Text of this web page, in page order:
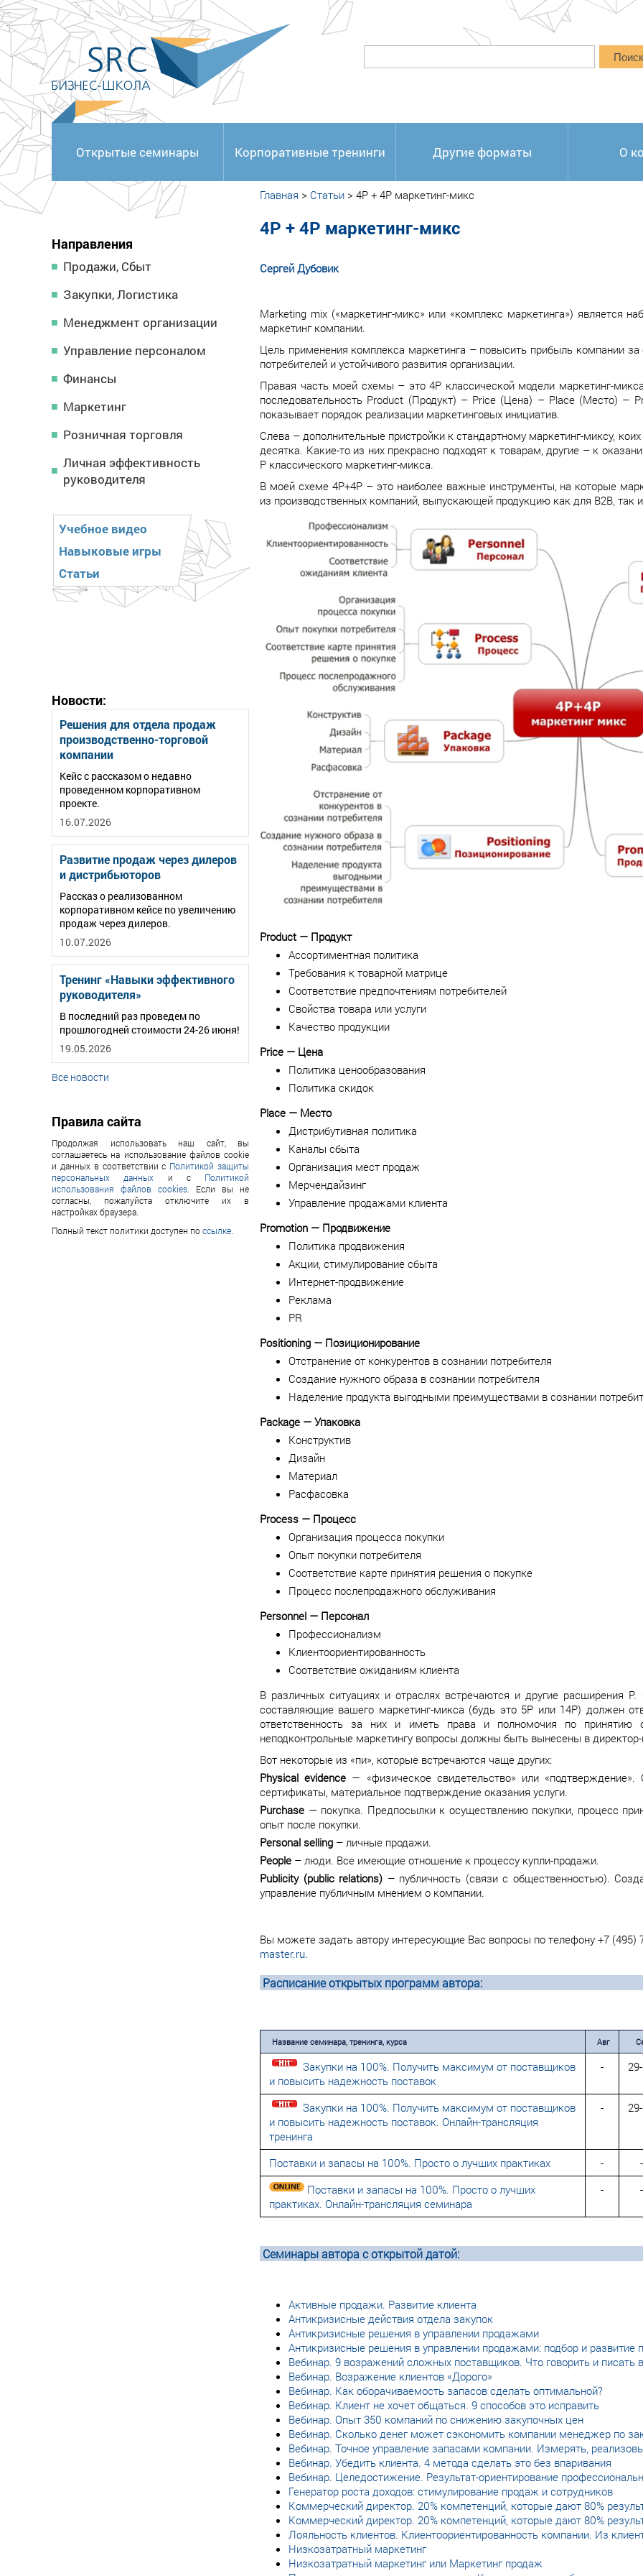
<
Поиск
Открытые семинары Корпоративные тренинги Другие форматы О
Направления
Продажи, Сбыт
Закупки, Логистика
Менеджмент организации
Управление персоналом
Финансы
Маркетинг
Розничная торговля
Личная эффективность
руководителя
Учебное видео
Навыковые игры
Статьи
Новости:
Решения для отдела продаж
производственно-торговой
компании
Кейс с рассказом о недавно
проведенном корпоративном
проекте.
16.07.2026
Развитие продаж через дилеров
и дистрибьюторов
Рассказ о реализованном
корпоративном кейсе по увеличению
продаж через дилеров.
10.07.2026
Тренинг «Навыки эффективного
руководителя»
В последний раз проведем по
прошлогодней стоимости 24-26 июня!
19.05.2026
Все новости
Правила сайта
Продолжая использовать наш сайт, вы
соглашаетесь на использование файлов cookie
и данных в соответствии с Политикой защиты
персональных данных и с Политикой
использования файлов cookies . Если вы не
согласны, пожалуйста отключите их в
настройках браузера.
Полный текст политики доступен поссылке
Главная > Статьи > 4P + 4P маркетинг-микс
4P + 4P маркетинг-микс
Сергей Дубовик
Marketing mix («маркетинг-микс» или «комплекс маркетинга») является
маркетинг компании.
Цель применения комплекса маркетинга – повысить прибыль компании
потребителей и устойчивого развития организации.
Правая часть моей схемы – это 4P классической модели маркетинг-
последовательность Product (Продукт) – Price (Цена) – Place (Место) –
показывает порядок реализации маркетинговых инициатив.
Слева – дополнительные пристройки к стандартному маркетинг-миксу,
десятка. Какие-то из них прекрасно подходят к товарам, другие – к
P классического маркетинг-микса.
В моей схеме 4Р+4P – это наиболее важные инструменты, на которые
из производственных компаний, выпускающей продукцию как для В2В, так
Product — Продукт
Ассортиментная политика
Требования к товарной матрице
Соответствие предпочтениям потребителей
Свойства товара или услуги
Качество продукции
Price — Цена
Политика ценообразования
Политика скидок
Place — Место
Дистрибутивная политика
Каналы сбыта
Организация мест продаж
Мерчендайзинг
Управление продажами клиента
Promotion — Продвижение
Политика продвижения
Акции, стимулирование сбыта
Интернет-продвижение
Реклама
PR
Positioning — Позиционирование
Отстранение от конкурентов в сознании потребителя
Создание нужного образа в сознании потребителя
Наделение продукта выгодными преимуществами в сознании
Package — Упаковка
Конструктив
Дизайн
Материал
Расфасовка
Process — Процесс
Организация процесса покупки
Опыт покупки потребителя
Соответствие карте принятия решения о покупке
Процесс послепродажного обслуживания
Personnel — Персонал
Профессионализм
Клиентоориентированность
Соответствие ожиданиям клиента
В различных ситуациях и отраслях встречаются и другие расширения
составляющие вашего маркетинг-микса (будь это 5P или 14P) должен
ответственность за них и иметь права и полномочия по принятию
неподконтрольные маркетингу вопросы должны быть вынесены в
Вот некоторые из «пи», которые встречаются чаще других:
Physical evidence — «физическое свидетельство» или
сертификаты, материальное подтверждение оказания услуги.
Purchase — покупка. Предпосылки к осуществлению покупки, процесс
опыт после покупки.
Personal selling – личные продажи.
People – люди. Все имеющие отношение к процессу купли-продажи.
Publicity (public relations) – публичность (связи с общественностью).
управление публичным мнением о компании.
Вы можете задать автору интересующие Вас вопросы по телефону +7 (495)
master.ru.
Расписание открытых программ автора:
Название семинара, тренинга, курса Авг
Закупки на 100%. Получить максимум от поставщиков
и повысить надежность поставок
-
Закупки на 100%. Получить максимум от поставщиков
и повысить надежность поставок. Онлайн-трансляция
тренинга
-
Поставки и запасы на 100%. Просто о лучших практиках -
-
Поставки и запасы на 100%. Просто о лучших
практиках. Онлайн-трансляция семинара
- -
Семинары автора с открытой датой:
Активные продажи. Развитие клиента
Антикризисные действия отдела закупок
Антикризисные решения в управлении продажами
Антикризисные решения в управлении продажами: подбор и развитие
Вебинар. 9 возражений сложных поставщиков. Что говорить и писать
Вебинар. Возражение клиентов «Дорого»
Вебинар. Как оборачиваемость запасов сделать оптимальной?
Вебинар. Клиент не хочет общаться. 9 способов это исправить
Вебинар. Опыт 350 компаний по снижению закупочных цен
Вебинар. Сколько денег может сэкономить компании менеджер по
Вебинар. Точное управление запасами компании. Измерять,
Вебинар. Убедить клиента. 4 метода сделать это без впаривания
Вебинар. Целедостижение. Результат-ориентирование
Генератор роста доходов: стимулирование продаж и сотрудников
Коммерческий директор. 20% компетенций, которые дают 80%
Коммерческий директор. 20% компетенций, которые дают 80%
Лояльность клиентов. Клиентоориентированность компании. Из
Низкозатратный маркетинг
Низкозатратный маркетинг или Маркетинг продаж